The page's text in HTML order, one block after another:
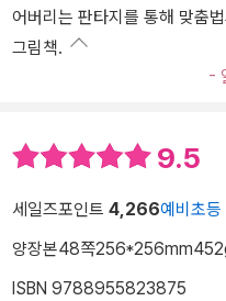
어버리는 판타지를 통해 맞춤
그림책.
-
9.5
세일즈포인트 4,266예비초등
양장본48쪽256*256mm
ISBN 9788955823875